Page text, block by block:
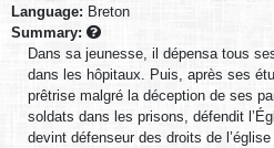
Language: Breton
Summary:
Dans sa jeunesse, il dépensa tous
dans les hôpitaux. Puis, après ses
prêtrise malgré la déception de ses
soldats dans les prisons, défendit
devint défenseur des droits de